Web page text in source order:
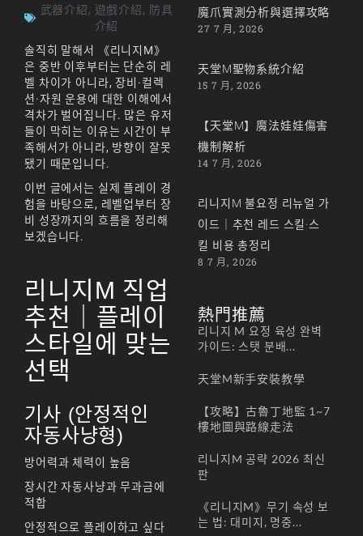
武器介紹, 遊戲介紹, 防具
介紹
솔직히 말해서 《리니지M》
은 중반 이후부터는 단순히 레
벨 차이가 아니라, 장비·컬렉
션·자원 운용에 대한 이해에서
격차가 벌어집니다. 많은 유저
들이 막히는 이유는 시간이 부
족해서가 아니라, 방향이 잘못
됐기 때문입니다.
이번 글에서는 실제 플레이 경
험을 바탕으로, 레벨업부터 장
비 성장까지의 흐름을 정리해
보겠습니다.
리니지M 직업
추천｜플레이
스타일에 맞는
선택
기사 (안정적인
자동사냥형)
방어력과 체력이 높음
장시간 자동사냥과 무과금에
적합
안정적으로 플레이하고 싶다
魔爪實測分析與選擇攻略
27 7 月, 2026
天堂M聖物系統介紹
15 7 月, 2026
【天堂M】魔法娃娃傷害
機制解析
14 7 月, 2026
리니지M 불요정 리뉴얼 가
이드｜추천 레드 스킬·스
킬 비용 총정리
8 7 月, 2026
熱門推薦
리니지 M 요정 육성 완벽
가이드: 스탯 분배...
天堂M新手安裝教學
【攻略】古魯丁地監 1~7
樓地圖與路線走法
리니지M 공략 2026 최신
판
《리니지M》무기 속성 보
는 법: 대미지, 명중...